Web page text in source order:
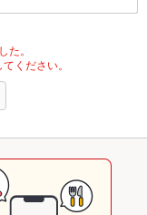
。
ください。